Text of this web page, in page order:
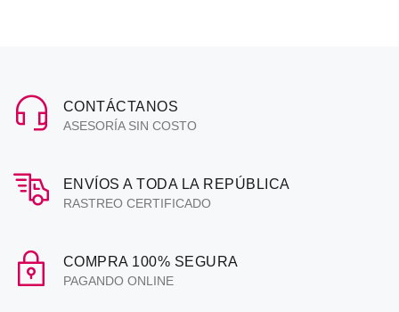
CONTÁCTANOS
ASESORÍA SIN COSTO
ENVÍOS A TODA LA REPÚBLICA
RASTREO CERTIFICADO
COMPRA 100% SEGURA
PAGANDO ONLINE